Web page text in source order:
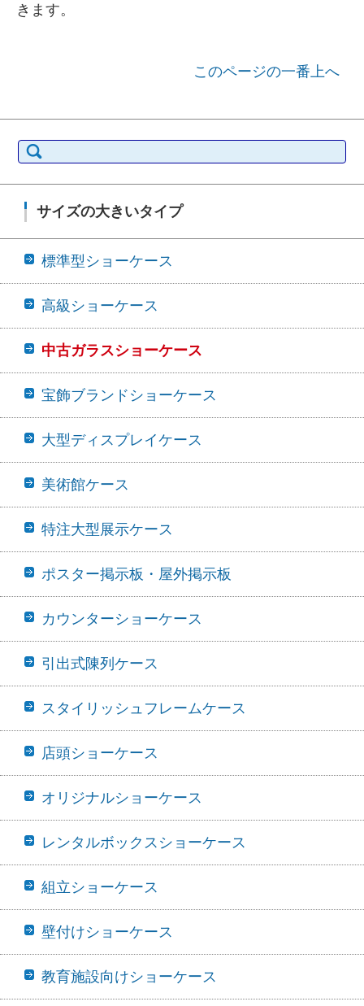
きます。
このページの一番上へ
検索:
サイズの大きいタイプ
標準型ショーケース
高級ショーケース
中古ガラスショーケース
宝飾ブランドショーケース
大型ディスプレイケース
美術館ケース
特注大型展示ケース
ポスター掲示板・屋外掲示板
カウンターショーケース
引出式陳列ケース
スタイリッシュフレームケース
店頭ショーケース
オリジナルショーケース
レンタルボックスショーケース
組立ショーケース
壁付けショーケース
教育施設向けショーケース